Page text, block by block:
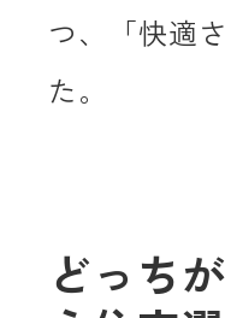
つ、「快適
た。
どっち